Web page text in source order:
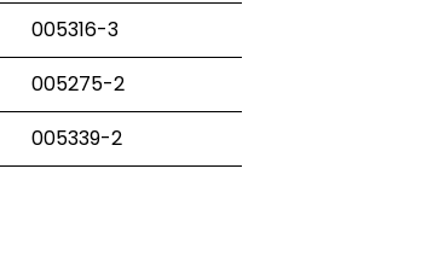
005316-3
005275-2
005339-2